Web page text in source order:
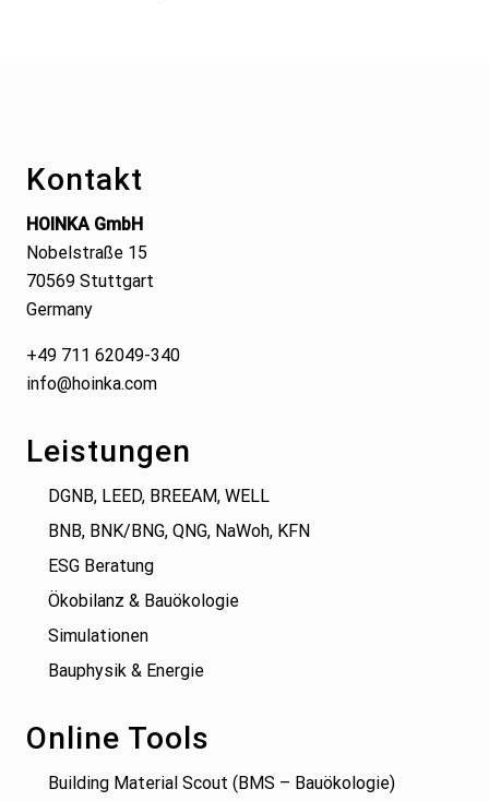
Kontakt
HOINKA GmbH
Nobelstraße 15
70569 Stuttgart
Germany
+49 711 62049-340
info@hoinka.com
Leistungen
DGNB, LEED, BREEAM, WELL
BNB, BNK/BNG, QNG, NaWoh, KFN
ESG Beratung
Ökobilanz & Bauökologie
Simulationen
Bauphysik & Energie
Online Tools
Building Material Scout (BMS – Bauökologie)